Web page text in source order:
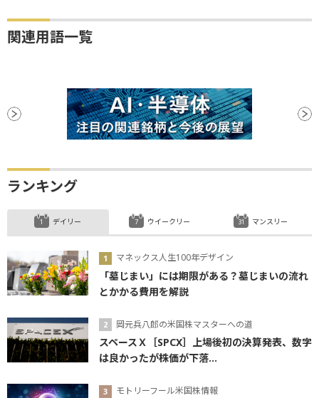
関連用語一覧
ランキング
デイリー
マネックス人生100年デザイン
「墓じまい」には期限がある？墓じまいの流れ
とかかる費用を解説
岡元兵八郎の米国株マスターへの道
スペースＸ［SPCX］上場後初の決算発表、数字
は良かったが株価が下落...
モトリーフール米国株情報
ウイークリー マンスリー